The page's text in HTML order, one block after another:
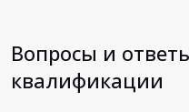
Вопросы и
квалификации